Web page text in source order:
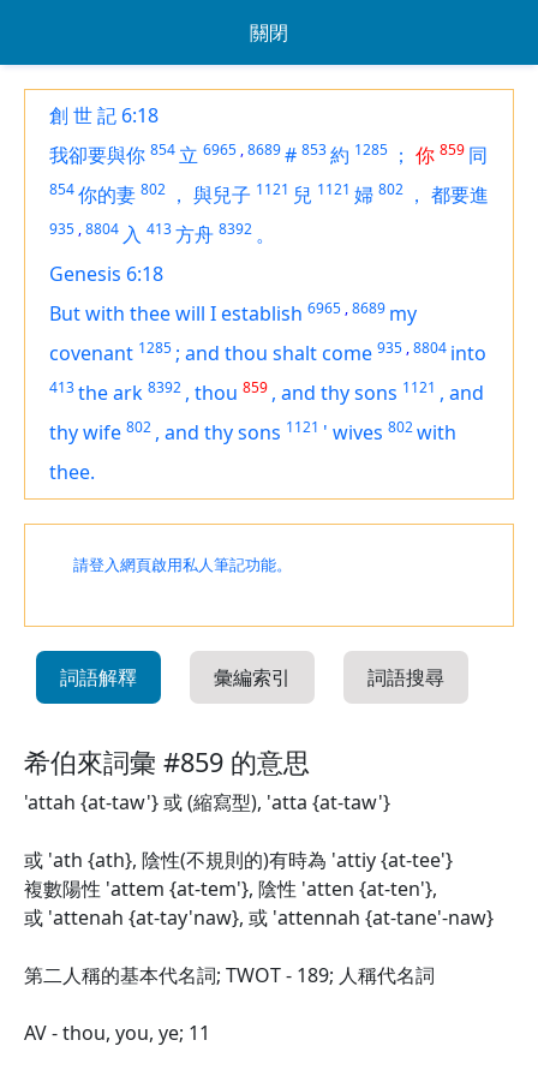
關閉
創 世 記 6:18
我卻要與你 854 立 6965 ,8689# 853約 1285 ； 你 859 同
854你的妻 802 ， 與兒子 1121 兒 1121 婦 802 ， 都要進
935 ,8804 入 413方舟 8392 。
Genesis 6:18
But with thee will I establish 6965 ,8689 my
covenant 1285 ; and thou shalt come 935 ,8804 into
413the ark 8392 , thou 859 , and thy sons 1121 , and
thy wife 802 , and thy sons 1121 ' wives 802with
thee.
請登入網頁啟用私人筆記功能。
詞語解釋 彙編索引 詞語搜尋
希伯來詞彙 #859 的意思
'attah {at-taw'} 或 (縮寫型), 'atta {at-taw'}
或 'ath {ath}, 陰性(不規則的)有時為 'attiy {at-tee'}
複數陽性 'attem {at-tem'}, 陰性 'atten {at-ten'},
或 'attenah {at-tay'naw}, 或 'attennah {at-tane'-naw}
第二人稱的基本代名詞; TWOT - 189; 人稱代名詞
AV - thou, you, ye; 11